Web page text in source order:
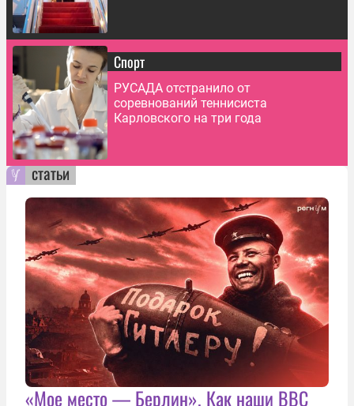
Спорт
РУСАДА отстранило от
соревнований теннисиста
Карловского на три года
статьи
«Мое место — Берлин». Как наши ВВС